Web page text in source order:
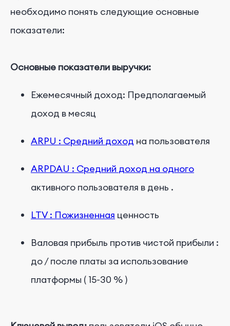
необходимо понять следующие основные
показатели:
Основные показатели выручки:
Ежемесячный доход: Предполагаемый
доход в месяц
ARPU : Средний доход на пользователя
ARPDAU : Средний доход на одного
активного пользователя в день .
LTV : Пожизненная ценность
Валовая прибыль против чистой прибыли :
до/ после платы за использование
платформы (15-30 % )